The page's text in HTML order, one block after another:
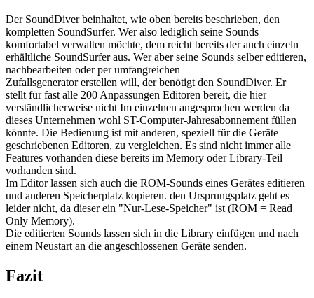
Der SoundDiver beinhaltet, wie oben bereits beschrieben, den
kompletten SoundSurfer. Wer also lediglich seine Sounds
komfortabel verwalten möchte, dem reicht bereits der auch einzeln
erhältliche SoundSurfer aus. Wer aber seine Sounds selber editieren,
nachbearbeiten oder per umfangreichen
Zufallsgenerator erstellen will, der benötigt den SoundDiver. Er
stellt für fast alle 200 Anpassungen Editoren bereit, die hier
verständlicherweise nicht Im einzelnen angesprochen werden da
dieses Unternehmen wohl ST-Computer-Jahresabonnement füllen
könnte. Die Bedienung ist mit anderen, speziell für die Geräte
geschriebenen Editoren, zu vergleichen. Es sind nicht immer alle
Features vorhanden diese bereits im Memory oder Library-Teil
vorhanden sind.
Im Editor lassen sich auch die ROM-Sounds eines Gerätes editieren
und anderen Speicherplatz kopieren. den Ursprungsplatz geht es
leider nicht, da dieser ein "Nur-Lese-Speicher" ist (ROM = Read
Only Memory).
Die editierten Sounds lassen sich in die Library einfügen und nach
einem Neustart an die angeschlossenen Geräte senden.
Fazit